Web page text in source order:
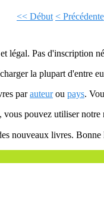
<< Début < Précédente
légal. Pas d'inscription
la plupart d'entre
parauteurou pays.
pouvez utiliser
nouveaux livres. Bonne